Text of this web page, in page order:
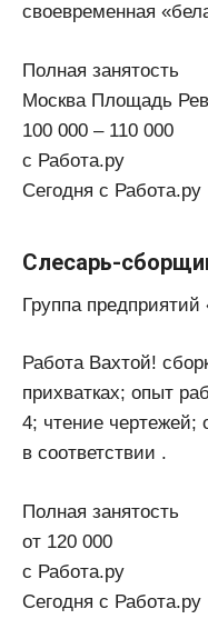
своевременная
Полная занятость
Москва Площадь
100 000 – 110 000
с Работа.ру
Сегодня с Работа.ру
Слесарь-
Группа
Работа Вахтой!
прихватках; опыт
4; чтение чертежей;
в соответствии .
Полная занятость
от 120 000
с Работа.ру
Сегодня с Работа.ру